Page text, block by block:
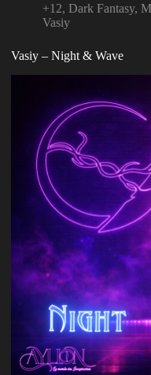
+12,Dark Fantasy,
Vasiy
Vasiy – Night & Wave